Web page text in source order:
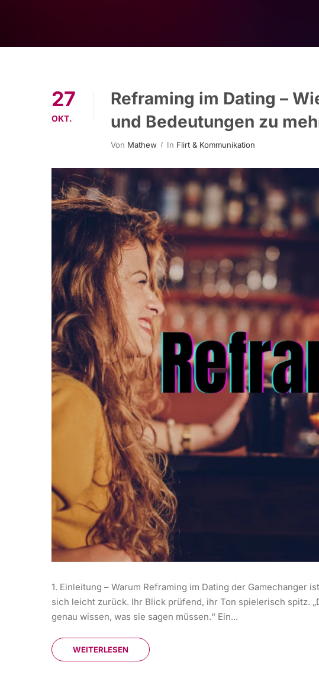
27
OKT.
Reframing im Dating –
und Bedeutungen zu
Von Mathew In Flirt & Kommunikation
1. Einleitung – Warum Reframing im Dating der Gamechanger
sich leicht zurück. Ihr Blick prüfend, ihr Ton spielerisch spitz.
genau wissen, was sie sagen müssen.“ Ein...
WEITERLESEN